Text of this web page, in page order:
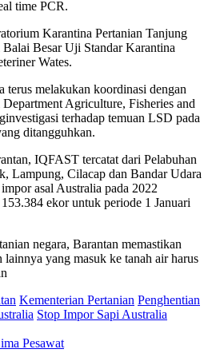
time PCR.
Karantina Pertanian Tanjung
Besar Uji Standar Karantina
Wates.
terus melakukan koordinasi dengan
Agriculture, Fisheries and
terhadap temuan LSD pada
ditangguhkan.
IQFAST tercatat dari Pelabuhan
Lampung, Cilacap dan Bandar Udara
asal Australia pada 2022
ekor untuk periode 1 Januari
negara, Barantan memastikan
lainnya yang masuk ke tanah air harus
Kementerian Pertanian Penghentian
Stop Impor Sapi Australia
Pesawat